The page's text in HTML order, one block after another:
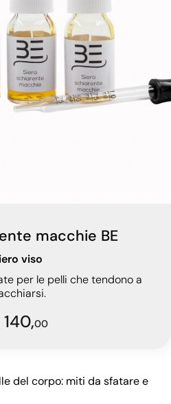
macchie BE
viso
per le pelli che tendono a
00
del corpo: miti da sfatare e